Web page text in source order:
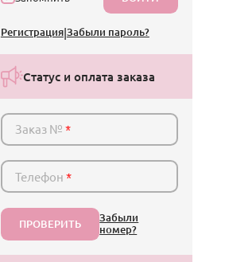
Регистрация|Забыли пароль?
Статус и оплата заказа
Заказ №*
Телефон*
ПРОВЕРИТЬ
Забыли
номер?